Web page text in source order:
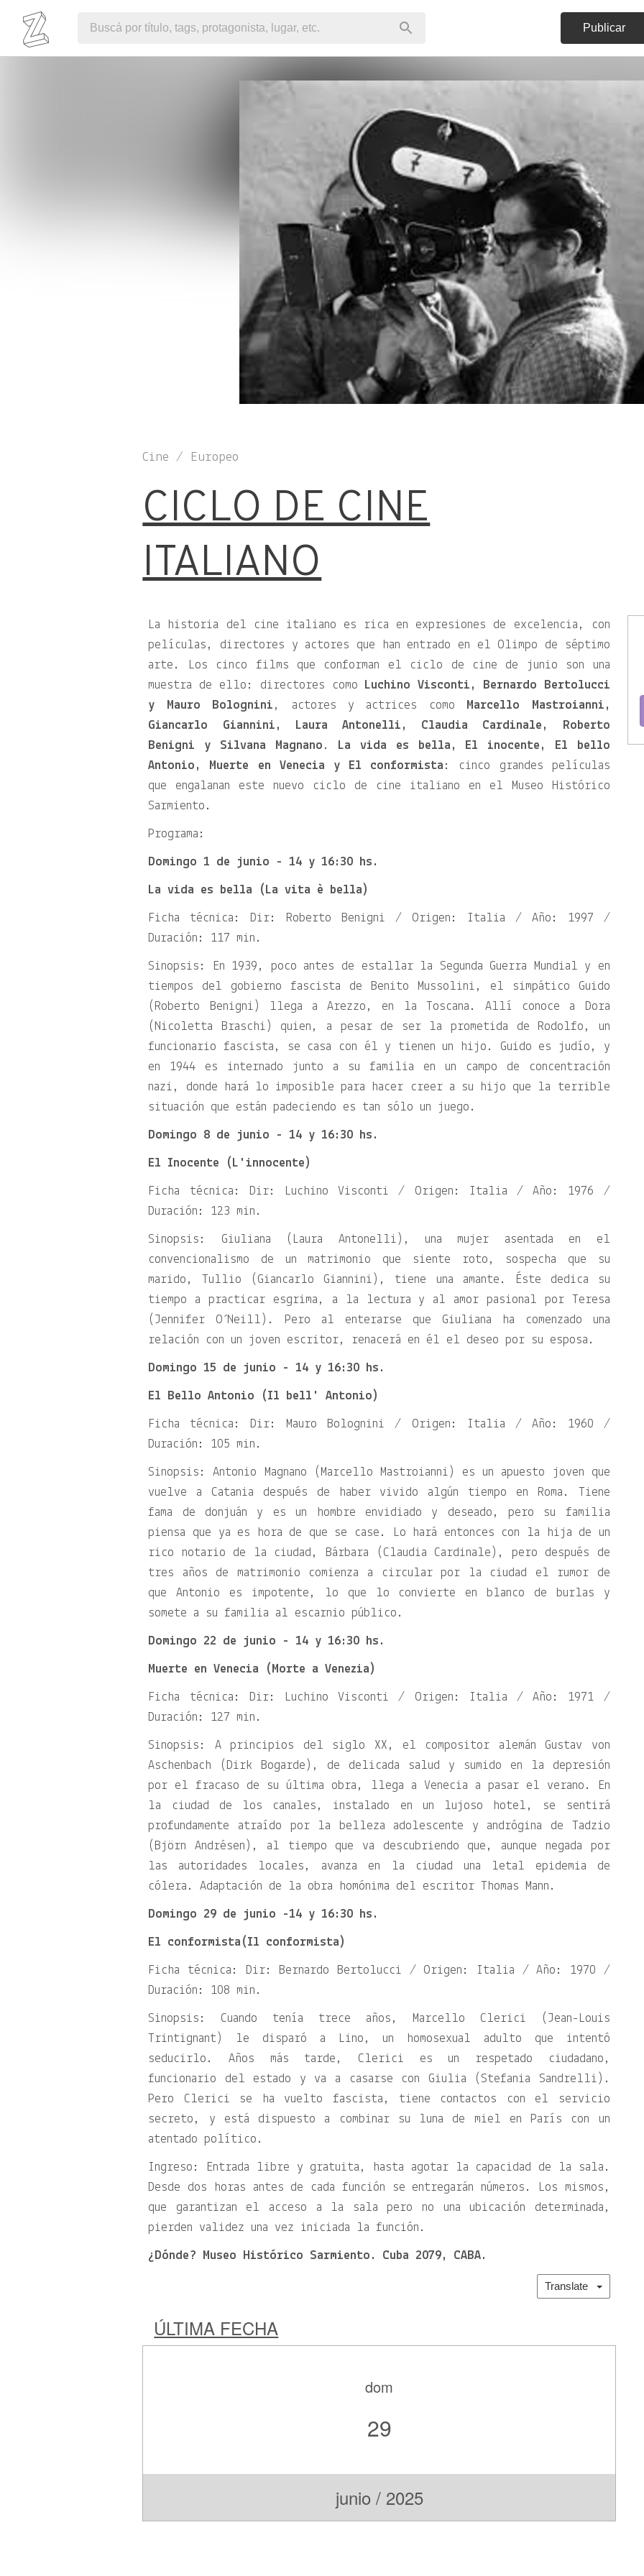
Publicar
Cine / Europeo
CICLO DE CINE
ITALIANO
La historia del cine italiano es rica en expresiones de excelencia, con
películas, directores y actores que han entrado en el Olimpo de séptimo
arte. Los cinco films que conforman el ciclo de cine de junio son una
muestra de ello: directores como Luchino Visconti, Bernardo Bertolucci
y Mauro Bolognini , actores y actrices como Marcello Mastroianni,
Giancarlo Giannini, Laura Antonelli, Claudia Cardinale, Roberto
Benigni y Silvana Magnano . La vida es bella, El inocente, El bello
Antonio, Muerte en Venecia y El conformista : cinco grandes películas
que engalanan este nuevo ciclo de cine italiano en el Museo Histórico
Sarmiento.
Programa:
Domingo 1 de junio - 14 y 16:30 hs.
La vida es bella (La vita è bella)
Ficha técnica: Dir: Roberto Benigni / Origen: Italia / Año: 1997 /
Duración: 117 min.
Sinopsis: En 1939, poco antes de estallar la Segunda Guerra Mundial y en
tiempos del gobierno fascista de Benito Mussolini, el simpático Guido
(Roberto Benigni) llega a Arezzo, en la Toscana. Allí conoce a Dora
(Nicoletta Braschi) quien, a pesar de ser la prometida de Rodolfo, un
funcionario fascista, se casa con él y tienen un hijo. Guido es judío, y
en 1944 es internado junto a su familia en un campo de concentración
nazi, donde hará lo imposible para hacer creer a su hijo que la terrible
situación que están padeciendo es tan sólo un juego.
Domingo 8 de junio - 14 y 16:30 hs.
El Inocente (L'innocente)
Ficha técnica: Dir: Luchino Visconti / Origen: Italia / Año: 1976 /
Duración: 123 min.
Sinopsis: Giuliana (Laura Antonelli), una mujer asentada en el
convencionalismo de un matrimonio que siente roto, sospecha que su
marido, Tullio (Giancarlo Giannini), tiene una amante. Éste dedica su
tiempo a practicar esgrima, a la lectura y al amor pasional por Teresa
(Jennifer O´Neill). Pero al enterarse que Giuliana ha comenzado una
relación con un joven escritor, renacerá en él el deseo por su esposa.
Domingo 15 de junio - 14 y 16:30 hs.
El Bello Antonio (Il bell' Antonio)
Ficha técnica: Dir: Mauro Bolognini / Origen: Italia / Año: 1960 /
Duración: 105 min.
Sinopsis: Antonio Magnano (Marcello Mastroianni) es un apuesto joven que
vuelve a Catania después de haber vivido algún tiempo en Roma. Tiene
fama de donjuán y es un hombre envidiado y deseado, pero su familia
piensa que ya es hora de que se case. Lo hará entonces con la hija de un
rico notario de la ciudad, Bárbara (Claudia Cardinale), pero después de
tres años de matrimonio comienza a circular por la ciudad el rumor de
que Antonio es impotente, lo que lo convierte en blanco de burlas y
somete a su familia al escarnio público.
Domingo 22 de junio - 14 y 16:30 hs.
Muerte en Venecia (Morte a Venezia)
Ficha técnica: Dir: Luchino Visconti / Origen: Italia / Año: 1971 /
Duración: 127 min.
Sinopsis: A principios del siglo XX, el compositor alemán Gustav von
Aschenbach (Dirk Bogarde), de delicada salud y sumido en la depresión
por el fracaso de su última obra, llega a Venecia a pasar el verano. En
la ciudad de los canales, instalado en un lujoso hotel, se sentirá
profundamente atraído por la belleza adolescente y andrógina de Tadzio
(Björn Andrésen), al tiempo que va descubriendo que, aunque negada por
las autoridades locales, avanza en la ciudad una letal epidemia de
cólera. Adaptación de la obra homónima del escritor Thomas Mann.
Domingo 29 de junio -14 y 16:30 hs.
El conformista(Il conformista)
Ficha técnica: Dir: Bernardo Bertolucci / Origen: Italia / Año: 1970 /
Duración: 108 min.
Sinopsis: Cuando tenía trece años, Marcello Clerici (Jean-Louis
Trintignant) le disparó a Lino, un homosexual adulto que intentó
seducirlo. Años más tarde, Clerici es un respetado ciudadano,
funcionario del estado y va a casarse con Giulia (Stefania Sandrelli).
Pero Clerici se ha vuelto fascista, tiene contactos con el servicio
secreto, y está dispuesto a combinar su luna de miel en París con un
atentado político.
Ingreso: Entrada libre y gratuita, hasta agotar la capacidad de la sala.
Desde dos horas antes de cada función se entregarán números. Los mismos,
que garantizan el acceso a la sala pero no una ubicación determinada,
pierden validez una vez iniciada la función.
¿Dónde? Museo Histórico Sarmiento. Cuba 2079, CABA.
Translate
ÚLTIMA FECHA
dom
29
junio / 2025